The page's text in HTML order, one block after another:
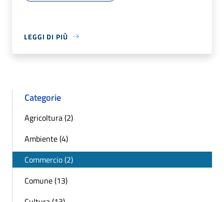
LEGGI DI PIÙ
Categorie
Agricoltura (2)
Ambiente (4)
Commercio (2)
Comune (13)